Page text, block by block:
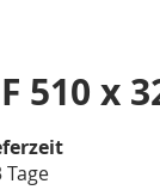
510 x
Tage